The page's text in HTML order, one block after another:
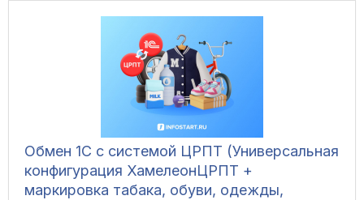
Обмен 1С с системой ЦРПТ (Универсальная
конфигурация ХамелеонЦРПТ +
маркировка табака, обуви, одежды,